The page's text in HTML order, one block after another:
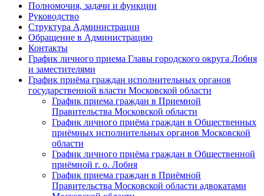
Полномочия, задачи и функции
Руководство
Структура Администрации
Обращение в Администрацию
Контакты
График личного приема Главы городского округа Лобня
и заместителями
График приёма граждан исполнительных органов
государственной власти Московской области
График приема граждан в Приемной
Правительства Московской области
График личного приёма граждан в Общественных
приёмных исполнительных органов Московской
области
График личного приёма граждан в Общественной
приёмной г. о. Лобня
График приема граждан в Приёмной
Правительства Московской области адвокатами